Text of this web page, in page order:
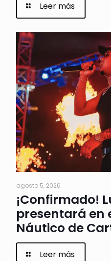
Leer más
agosto 5, 2026
¡Confirmado!
presentará en
Náutico de
Leer más